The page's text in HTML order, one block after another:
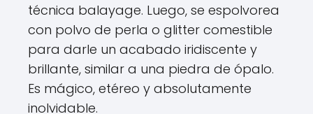
técnica balayage. Luego, se espolvorea
con polvo de perla o glitter comestible
para darle un acabado iridiscente y
brillante, similar a una piedra de ópalo.
Es mágico, etéreo y absolutamente
inolvidable.